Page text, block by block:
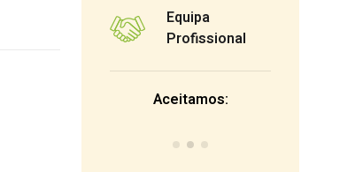
Equipa
Profissional
Aceitamos: